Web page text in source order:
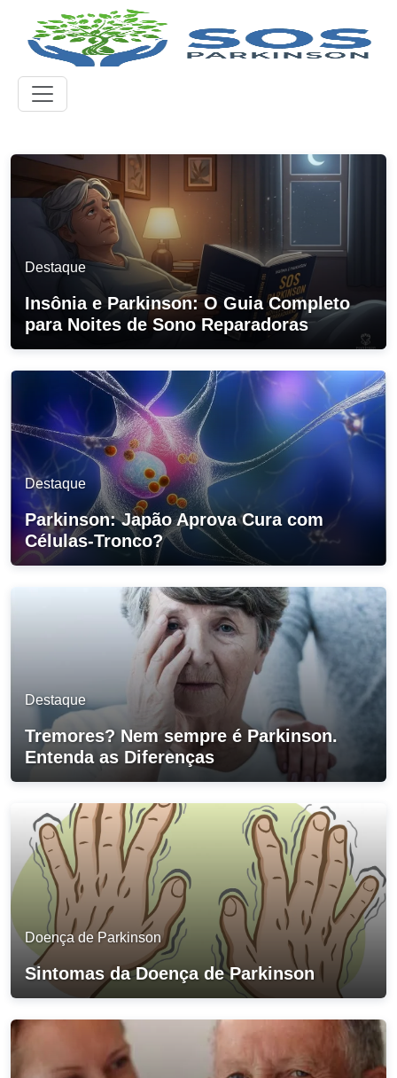
Destaque
Insônia e Parkinson: O Guia Completo
para Noites de Sono Reparadoras
Destaque
Parkinson: Japão Aprova Cura com
Células-Tronco?
Destaque
Tremores? Nem sempre é Parkinson.
Entenda as Diferenças
Doença de Parkinson
Sintomas da Doença de Parkinson